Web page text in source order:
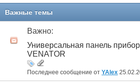
Важные темы
Важно:
Универсальная панель
VENATOR
Последнее сообщение от YAlex